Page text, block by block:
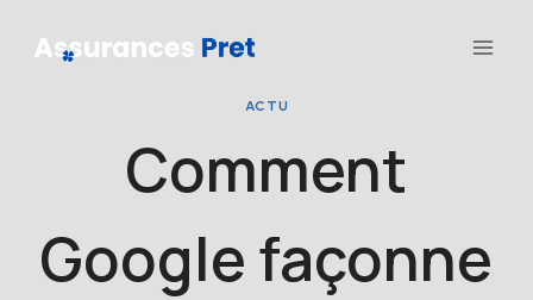
ACTU
Comment
Google façonne